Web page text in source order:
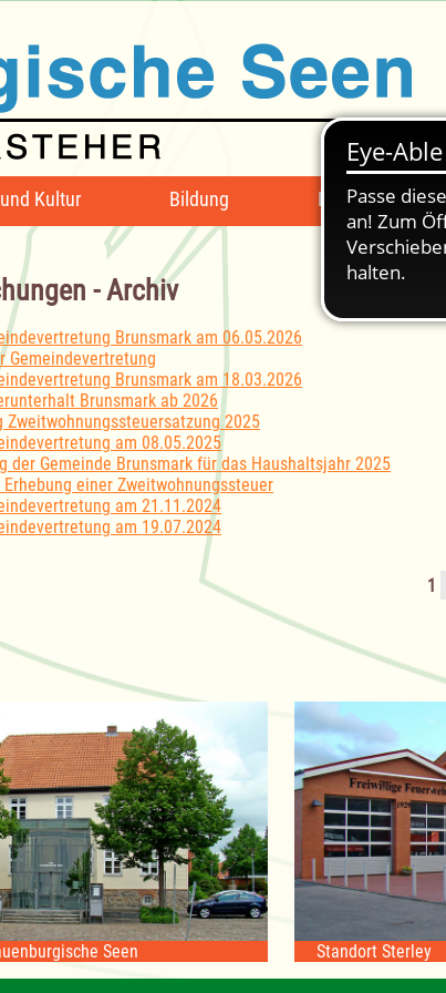
Kultur Bildung Mängelmeldung
- Archiv
Brunsmark am 06.05.2026
Gemeindevertretung
Brunsmark am 18.03.2026
Brunsmark ab 2026
Zweitwohnungssteuersatzung 2025
am 08.05.2025
der Gemeinde Brunsmark für das Haushaltsjahr 2025
einer Zweitwohnungssteuer
am 21.11.2024
am 19.07.2024
1
Seen Standort Sterley